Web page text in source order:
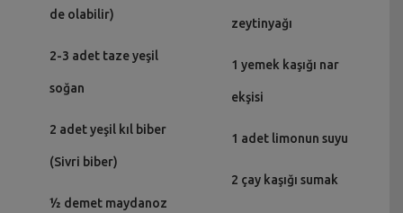
de olabilir)
2-3 adet taze yeşil
soğan
2 adet yeşil kıl biber
(Sivri biber)
½ demet maydanoz
zeytinyağı
1 yemek kaşığı nar
ekşisi
1 adet limonun suyu
2 çay kaşığı sumak